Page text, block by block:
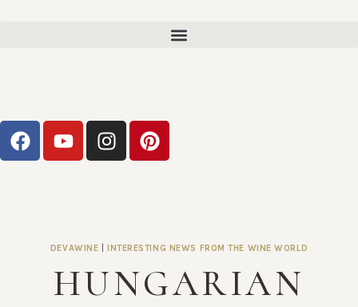
DEVAWINE INTERESTING NEWS FROM THE WINE WORLD
HUNGARIAN